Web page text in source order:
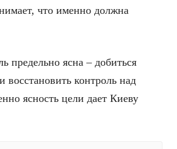
что именно должна
предельно ясна – добиться
восстановить контроль над
ясность цели дает Киеву